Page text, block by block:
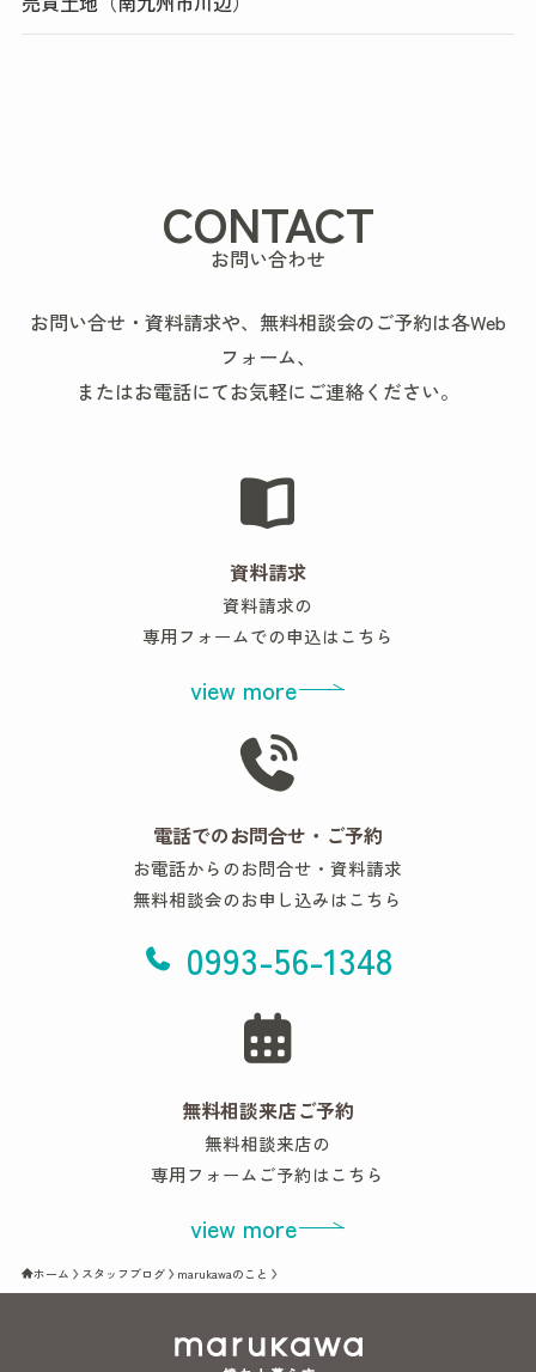
CONTACT
お問い合わせ
お問い合せ・資料請求や、無料相談会のご予約は各Web
フォーム、
またはお電話にてお気軽にご連絡ください。
資料請求
資料請求の
専用フォームでの申込はこちら
view more
電話でのお問合せ・ご予約
お電話からのお問合せ・資料請求
無料相談会のお申し込みはこちら
0993-56-1348
無料相談来店ご予約
無料相談来店の
専用フォームご予約はこちら
view more
ホーム スタッフブログ marukawaのこと